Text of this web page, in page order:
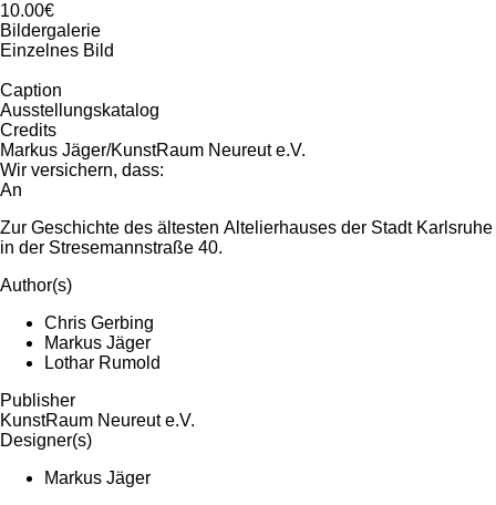
10.00€
Bildergalerie
Einzelnes Bild
Caption
Ausstellungskatalog
Credits
Markus Jäger/KunstRaum Neureut e.V.
Wir versichern, dass:
An
Zur Geschichte des ältesten Altelierhauses der Stadt Karlsruhe
in der Stresemannstraße 40.
Author(s)
Chris Gerbing
Markus Jäger
Lothar Rumold
Publisher
KunstRaum Neureut e.V.
Designer(s)
Markus Jäger